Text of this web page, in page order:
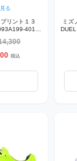
る
リント１３
401
種目:100m～
躍種目】
税込
ミ